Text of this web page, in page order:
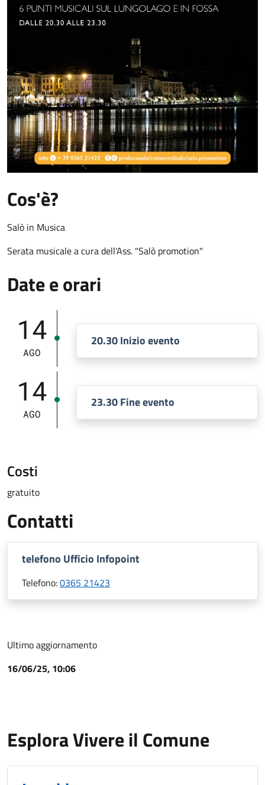
Cos'è?
Salò in Musica
Serata musicale a cura dell'Ass. "Salò promotion"
Date e orari
14
AGO
20.30 Inizio evento
14
AGO
23.30 Fine evento
Costi
gratuito
Contatti
telefono Ufficio Infopoint
Telefono:0365 21423
Ultimo aggiornamento
16/06/25, 10:06
Esplora Vivere il Comune